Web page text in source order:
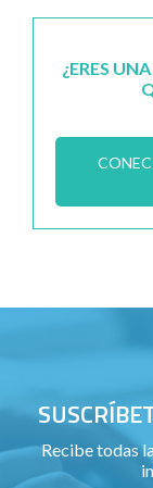
¿ERES
Recibe todas